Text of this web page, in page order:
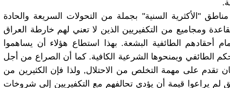
"الأكثرية السنية" بجملة من التحولات السريعة والحادة
ومجاميع من التكفيريين الذين لا تعني لهم خارطة العراق
أحقادهم الطائفية البشعة. بهذا استطاع هؤلاء أن يساهموا
الطائفي ويمنحوها الشرعية الكافية. كما أن الصراع من أجل
تقدم على مهمة التخلص من الاحتلال, ولذا فإن الكثيرين من
لم يراعوا قيمة أن يؤدي تحالفهم مع التكفيريين إلى شروخات